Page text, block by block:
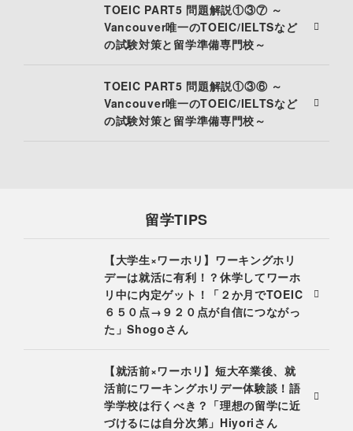
TOEIC PART5 問題解説①③⑦ ～
Vancouver唯一のTOEIC/IELTSなど
の試験対策と留学準備専門校～
TOEIC PART5 問題解説①③⑥ ～
Vancouver唯一のTOEIC/IELTSなど
の試験対策と留学準備専門校～
留学TIPS
【大学生×ワーホリ】ワーキングホリ
デーは就活に有利！？休学してワーホ
リ中に内定ゲット！「２か月でTOEIC
６５０点→９２０点が自信につながっ
た」Shogoさん
【就活前×ワーホリ】短大卒業後、就
活前にワーキングホリデー体験談！語
学学校は行くべき？「理想の留学に近
づけるには自分次第」Hiyoriさん